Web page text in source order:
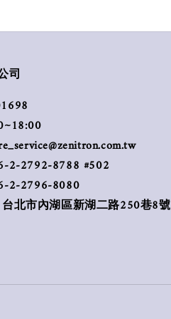
司
2-2792-8788 #502
2-2796-8080
北市內湖區新湖二路250巷8號